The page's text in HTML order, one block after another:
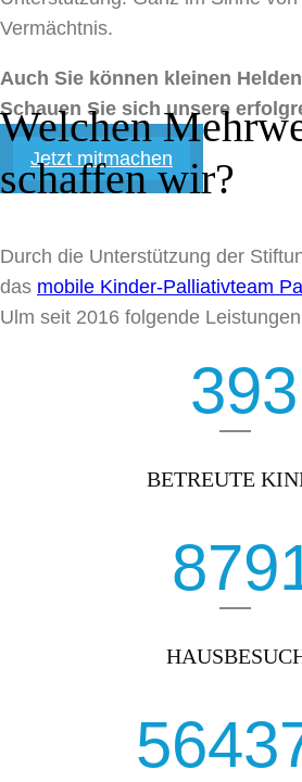
Vermächtnis.
Auch Sie können kleinen
Schauen Sie sich unsere
Jetzt mitmachen
Welchen
schaffen wir?
Durch die Unterstützung der
das mobile Kinder-Palliativteam
Ulm seit 2016 folgende
393
BETREUTE